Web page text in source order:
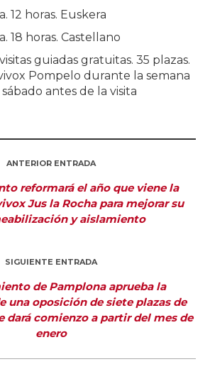
12 horas. Euskera
18 horas. Castellano
guiadas gratuitas. 35 plazas.
Pompelo durante la semana
antes de la visita
ANTERIOR ENTRADA
reformará el año que viene la
Jus la Rocha para mejorar su
y aislamiento
SIGUIENTE ENTRADA
de Pamplona aprueba la
una oposición de siete plazas de
dará comienzo a partir del mes de
enero